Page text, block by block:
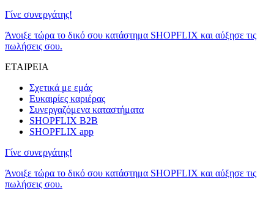
Γίνε συνεργάτης!
Άνοιξε τώρα το δικό σου κατάστημα SHOPFLIX και αύξησε τις
πωλήσεις σου.
ΕΤΑΙΡΕΙΑ
Σχετικά με εμάς
Ευκαιρίες καριέρας
Συνεργαζόμενα καταστήματα
SHOPFLIX B2B
SHOPFLIX app
Γίνε συνεργάτης!
Άνοιξε τώρα το δικό σου κατάστημα SHOPFLIX και αύξησε τις
πωλήσεις σου.